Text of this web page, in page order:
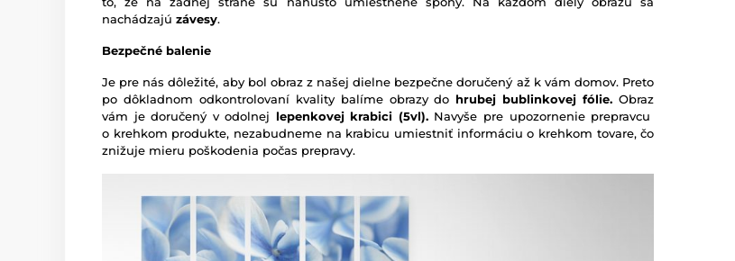
nachádzajú závesy.
Bezpečné balenie
Je pre nás dôležité, aby bol obraz z našej dielne bezpečne doručený až k vám domov. Preto
po dôkladnom odkontrolovaní kvality balíme obrazy do hrubej bublinkovej fólie. Obraz
vám je doručený v odolnej lepenkovej krabici (5vl).Navyše pre upozornenie prepravcu
o krehkom produkte, nezabudneme na krabicu umiestniť informáciu o krehkom tovare, čo
znižuje mieru poškodenia počas prepravy.